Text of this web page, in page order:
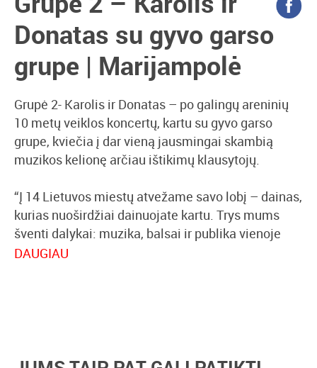
Donatas su gyvo garso
grupe | Marijampolė
Grupė 2- Karolis ir Donatas – po galingų areninių
10 metų veiklos koncertų, kartu su gyvo garso
grupe, kviečia į dar vieną jausmingai skambią
muzikos kelionę arčiau ištikimų klausytojų.
“Į 14 Lietuvos miestų atvežame savo lobį – dainas,
kurias nuoširdžiai dainuojate kartu. Trys mums
šventi dalykai: muzika, balsai ir publika vienoje
erdvėje susilies į meilę scenai.
DAUGIAU